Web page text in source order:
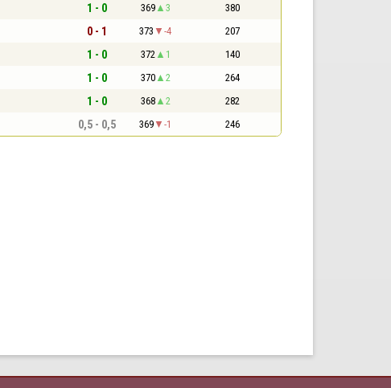
1 - 0 369 3 380
0 - 1 373 -4 207
1 - 0 372 1 140
1 - 0 370 2 264
1 - 0 368 2 282
0,5 - 0,5 369 -1 246